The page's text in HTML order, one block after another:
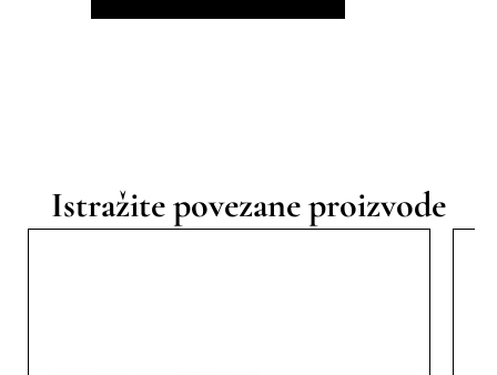
Istražite povezane proizvode